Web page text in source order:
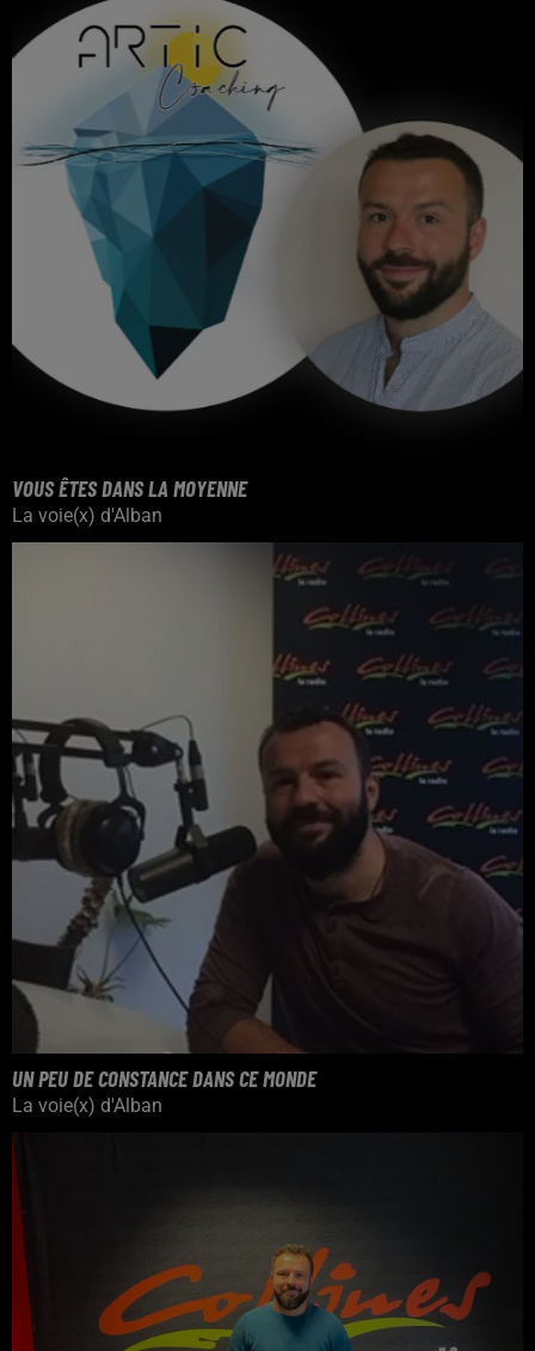
VOUS ÊTES DANS LA MOYENNE
La voie(x) d'Alban
UN PEU DE CONSTANCE DANS CE MONDE
La voie(x) d'Alban